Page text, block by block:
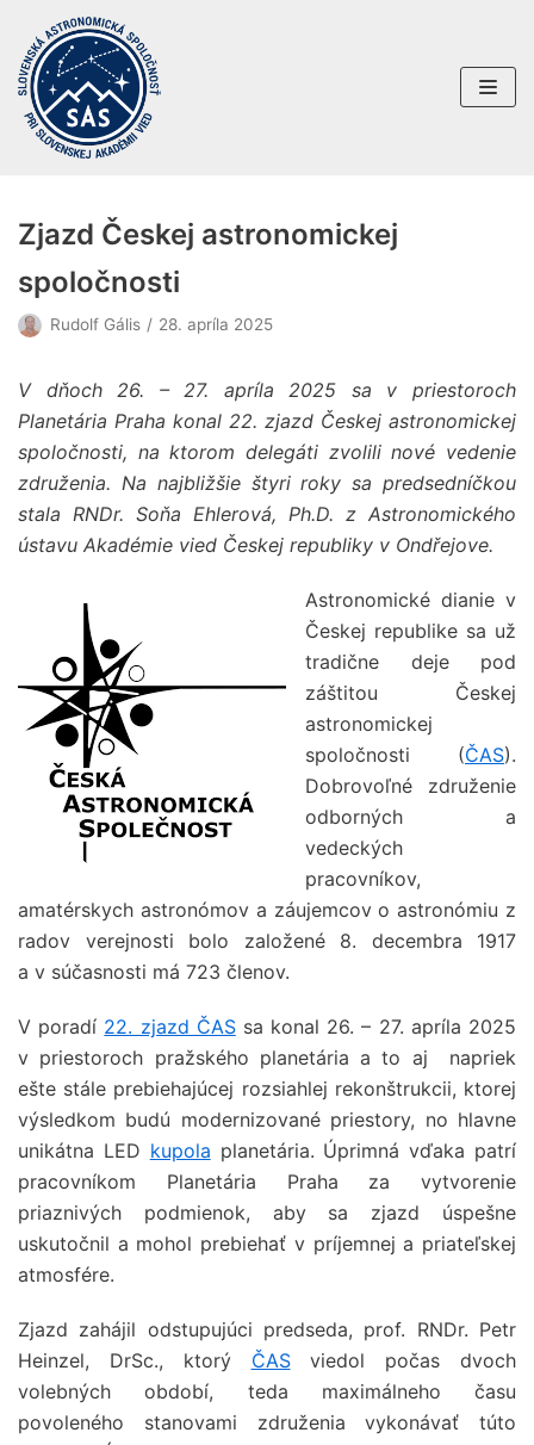
Preskočiť
na
obsah
Zjazd Českej astronomickej
spoločnosti
Rudolf Gális 28. apríla 2025
V dňoch 26. – 27. apríla 2025 sa v priestoroch
Planetária Praha konal 22. zjazd Českej astronomickej
spoločnosti, na ktorom delegáti zvolili nové vedenie
združenia. Na najbližšie štyri roky sa predsedníčkou
stala RNDr. Soňa Ehlerová, Ph.D. z Astronomického
ústavu Akadémie vied Českej republiky v Ondřejove.
Astronomické dianie v
Českej republike sa už
tradične deje pod
záštitou Českej
astronomickej
spoločnosti (ČAS).
Dobrovoľné združenie
odborných a
vedeckých
pracovníkov,
amatérskych astronómov a záujemcov o astronómiu z
radov verejnosti bolo založené 8. decembra 1917
a v súčasnosti má 723 členov.
V poradí 22. zjazd ČASsa konal 26. – 27. apríla 2025
v priestoroch pražského planetária a to aj napriek
ešte stále prebiehajúcej rozsiahlej rekonštrukcii, ktorej
výsledkom budú modernizované priestory, no hlavne
unikátna LED kupola planetária. Úprimná vďaka patrí
pracovníkom Planetária Praha za vytvorenie
priaznivých podmienok, aby sa zjazd úspešne
uskutočnil a mohol prebiehať v príjemnej a priateľskej
atmosfére.
Zjazd zahájil odstupujúci predseda, prof. RNDr. Petr
Heinzel, DrSc., ktorý ČASviedol počas dvoch
volebných období, teda maximálneho času
povoleného stanovami združenia vykonávať túto